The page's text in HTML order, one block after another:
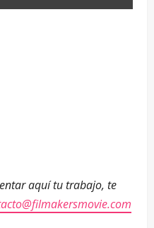
aquí tu trabajo, te